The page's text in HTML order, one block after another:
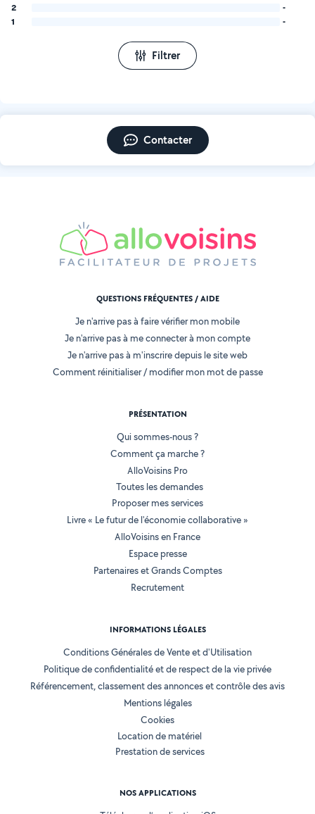
2
-
1
-
Filtrer
Contacter
QUESTIONS FRÉQUENTES / AIDE
Je n'arrive pas à faire vérifier mon mobile
Je n'arrive pas à me connecter à mon compte
Je n'arrive pas à m'inscrire depuis le site web
Comment réinitialiser / modifier mon mot de passe
PRÉSENTATION
Qui sommes-nous ?
Comment ça marche ?
AlloVoisins Pro
Toutes les demandes
Proposer mes services
Livre « Le futur de l'économie collaborative »
AlloVoisins en France
Espace presse
Partenaires et Grands Comptes
Recrutement
INFORMATIONS LÉGALES
Conditions Générales de Vente et d'Utilisation
Politique de confidentialité et de respect de la vie privée
Référencement, classement des annonces et contrôle des avis
Mentions légales
Cookies
Location de matériel
Prestation de services
NOS APPLICATIONS